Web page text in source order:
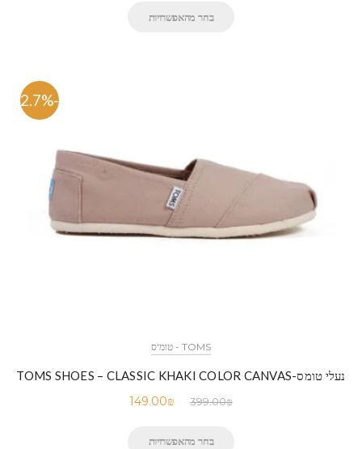
בחר מהאפשרויות
-62.7%
TOMS - טומ'ס
נעלי טומס-TOMS SHOES – CLASSIC KHAKI COLOR CANVAS
399.00₪
149.00₪
בחר מהאפשרויות